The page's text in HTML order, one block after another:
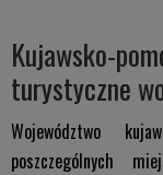
Kujawsko-
turystyczne
Województwo
poszczególnych